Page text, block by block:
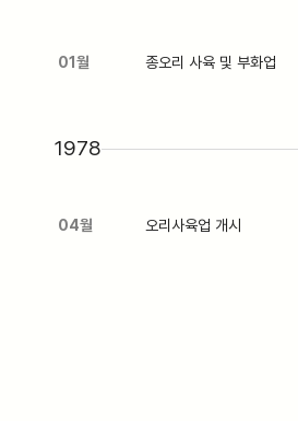
01월 종오리 사육 및 부화업
1978
04월 오리사육업 개시